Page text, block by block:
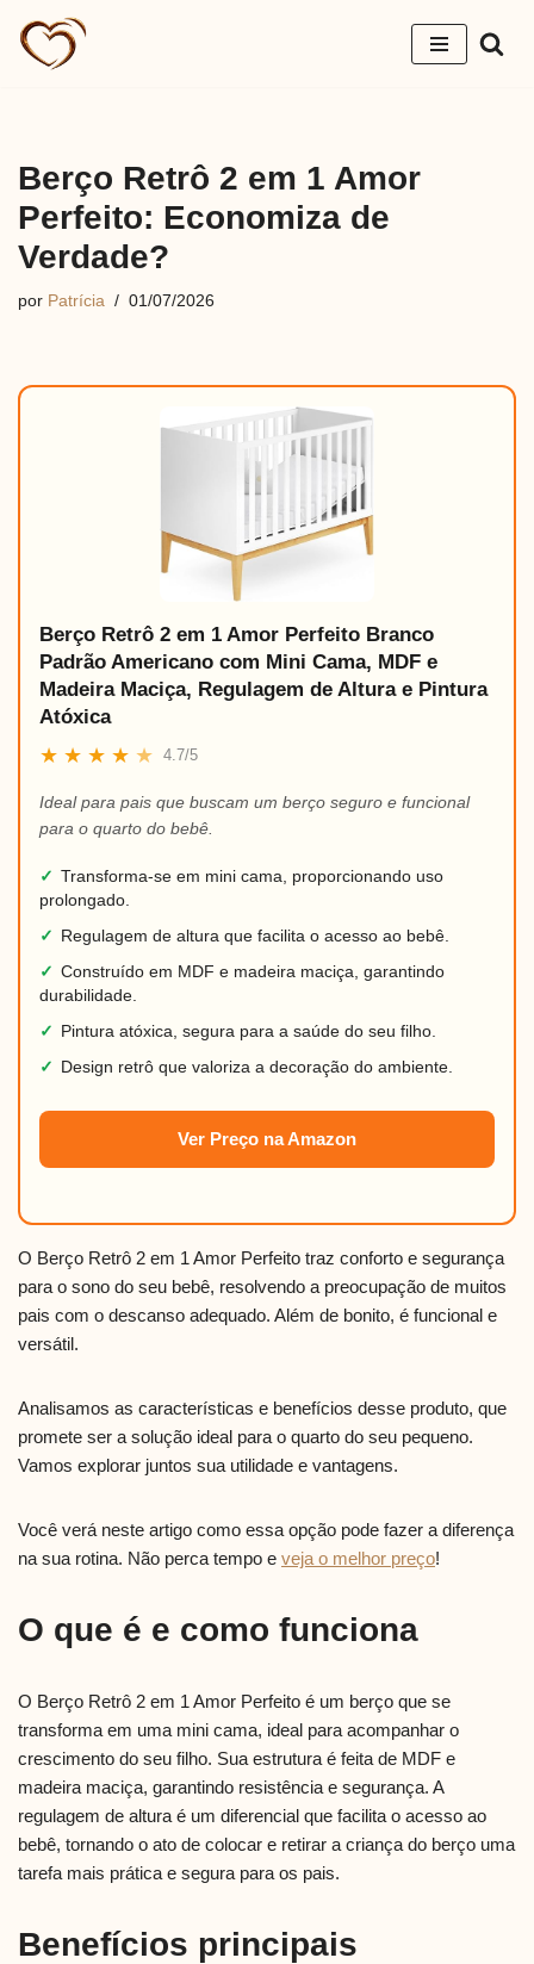
Pular
Berço Retrô 2 em 1 Amor
Perfeito: Economiza de
Verdade?
por Patrícia 01/07/2026
Berço Retrô 2 em 1 Amor Perfeito Branco
Padrão Americano com Mini Cama, MDF e
Madeira Maciça, Regulagem de Altura e Pintura
Atóxica
★ ★ ★ ★ ★ 4.7/5
Ideal para pais que buscam um berço seguro e funcional
para o quarto do bebê.
✓ Transforma-se em mini cama, proporcionando uso
prolongado.
✓
Regulagem de altura que facilita o acesso ao bebê.
✓ Construído em MDF e madeira maciça, garantindo
durabilidade.
✓
Pintura atóxica, segura para a saúde do seu filho.
✓
Design retrô que valoriza a decoração do ambiente.
Ver Preço na Amazon
O Berço Retrô 2 em 1 Amor Perfeito traz conforto e segurança
para o sono do seu bebê, resolvendo a preocupação de muitos
pais com o descanso adequado. Além de bonito, é funcional e
versátil.
Analisamos as características e benefícios desse produto, que
promete ser a solução ideal para o quarto do seu pequeno.
Vamos explorar juntos sua utilidade e vantagens.
Você verá neste artigo como essa opção pode fazer a diferença
na sua rotina. Não perca tempo e veja o melhor preço!
O que é e como funciona
O Berço Retrô 2 em 1 Amor Perfeito é um berço que se
transforma em uma mini cama, ideal para acompanhar o
crescimento do seu filho. Sua estrutura é feita de MDF e
madeira maciça, garantindo resistência e segurança. A
regulagem de altura é um diferencial que facilita o acesso ao
bebê, tornando o ato de colocar e retirar a criança do berço uma
tarefa mais prática e segura para os pais.
Benefícios principais